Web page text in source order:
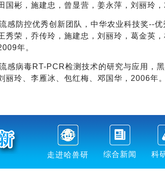
国彬，施建忠，曾显营，姜永萍，刘丽玲，
感防控优秀创新团队，中华农业科技奖--
秀荣，乔传玲，施建忠，刘丽玲，葛金英
年。
感病毒RT-PCR检测技术的研究与应用，
丽玲、李雁冰、包红梅、邓国华，2006年。
走进哈兽研 综合新闻 科